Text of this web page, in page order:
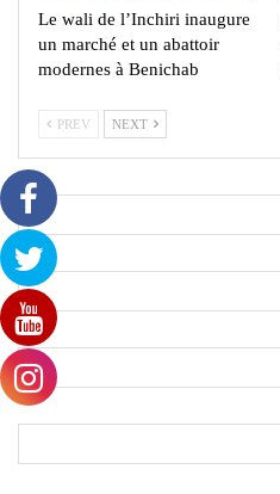
Le wali de l’Inchiri inaugure
un marché et un abattoir
modernes à Benichab
PREV NEXT